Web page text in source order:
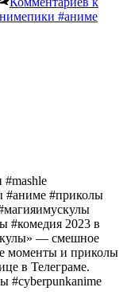
#аниме
#аниме #приколы
#комедия 2023 в
— смешное
моменты и приколы
в Телеграме.
#cyberpunkanime